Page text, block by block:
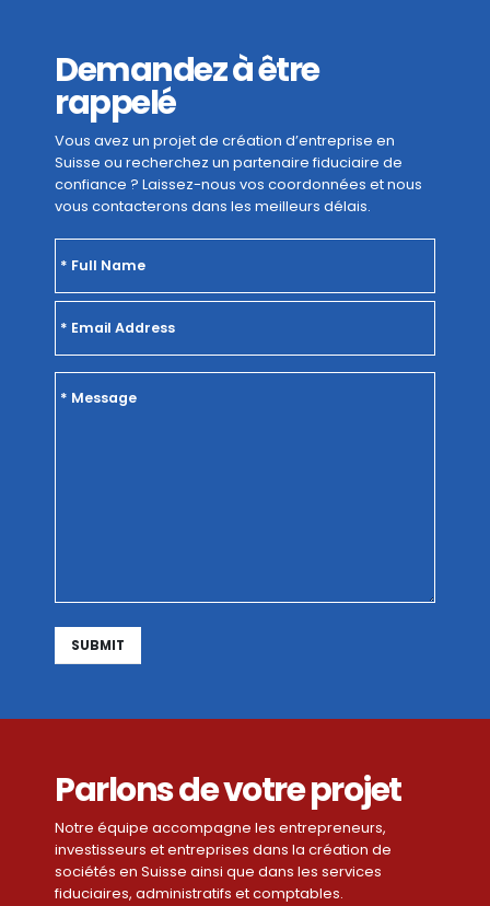
Demandez à être
rappelé
Vous avez un projet de création d’entreprise en
Suisse ou recherchez un partenaire fiduciaire de
confiance ? Laissez-nous vos coordonnées et nous
vous contacterons dans les meilleurs délais.
Parlons de votre projet
Notre équipe accompagne les entrepreneurs,
investisseurs et entreprises dans la création de
sociétés en Suisse ainsi que dans les services
fiduciaires, administratifs et comptables.